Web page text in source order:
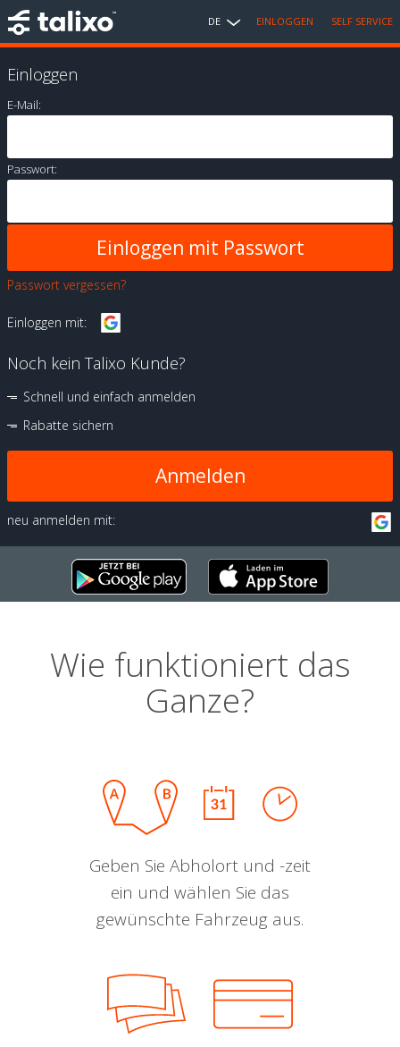
DE EINLOGGEN SELF SERVICE
Einloggen
E-Mail:
Passwort:
Passwort vergessen?
Einloggen mit:
Noch kein Talixo Kunde?
Schnell und einfach anmelden
Rabatte sichern
Anmelden
neu anmelden mit:
Wie funktioniert das
Ganze?
Geben Sie Abholort und -zeit
ein und wählen Sie das
gewünschte Fahrzeug aus.